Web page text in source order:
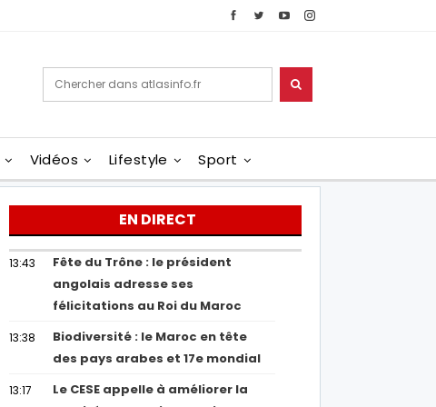
Vidéos Lifestyle Sport
EN DIRECT
13:43
Fête du Trône : le président
angolais adresse ses
félicitations au Roi du Maroc
13:38
Biodiversité : le Maroc en tête
des pays arabes et 17e mondial
13:17
Le CESE appelle à améliorer la